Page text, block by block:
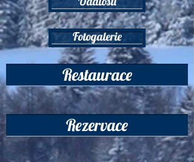
Fotogalerie
Restaurace
Rezervace